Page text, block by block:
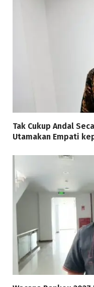
Tak Cukup Andal
Utamakan Empati